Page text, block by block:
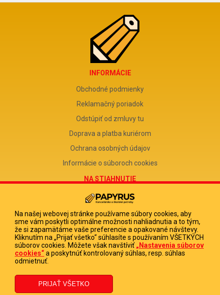
INFORMÁCIE
Obchodné podmienky
Reklamačný poriadok
Odstúpiť od zmluvy tu
Doprava a platba kuriérom
Ochrana osobných údajov
Informácie o súboroch cookies
NA STIAHNUTIE
Reklamačný formulár
Odstúpenie od zmluvy
Poučenie o odstúpení od zmluvy
FIRMA
PAPYRUS POPRAD, s.r.o.
DIČ 2020513880
Na našej webovej stránke používame súbory cookies, aby
sme vám poskytli optimálne možnosti nahliadnutia a to tým,
že si zapamätáme vaše preferencie a opakované návštevy.
Kliknutím na „Prijať všetko“ súhlasíte s používaním VŠETKÝCH
súborov cookies. Môžete však navštíviť „Nastavenia súborov
cookies“a poskytnúť kontrolovaný súhlas, resp. súhlas
odmietnuť.